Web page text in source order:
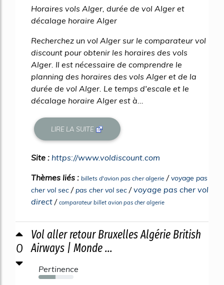
Horaires vols Alger, durée de vol Alger et
décalage horaire Alger
Recherchez un vol Alger sur le comparateur vol
discount pour obtenir les horaires des vols
Alger. Il est nécessaire de comprendre le
planning des horaires des vols Alger et de la
durée de vol Alger. Le temps d'escale et le
décalage horaire Alger est à...
LIRE LA SUITE
Site : https://www.voldiscount.com
Thèmes liés : billets d'avion pas cher algerie /voyage pas
cher vol sec /pas cher vol sec /voyage pas cher vol
direct / comparateur billet avion pas cher algerie
0
Vol aller retour Bruxelles Algérie British
Airways | Monde ...
Pertinence
49%